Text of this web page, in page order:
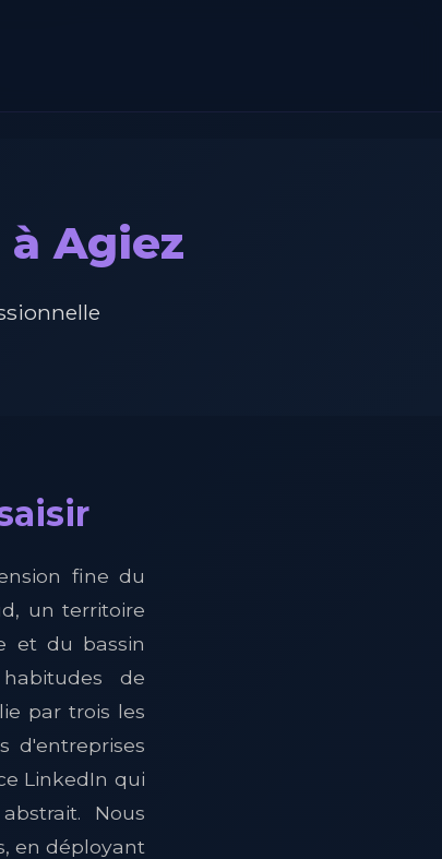
Agiez
fine du
un territoire
et du bassin
de
par trois les
d'entreprises
LinkedIn qui
Nous
en déployant